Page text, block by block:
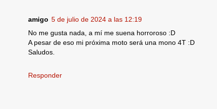
amigo 5 de julio de 2024 a las 12:19
No me gusta nada, a mí me suena horroroso :D
A pesar de eso mi próxima moto será una mono 4T :D
Saludos.
Responder